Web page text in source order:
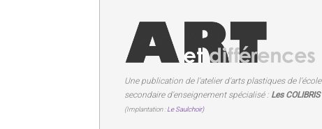
Une publication de l'atelier d'arts plastiques de l'école
secondaire d'enseignement spécialisé : Les COLIBRIS
(Implantation :Le Saulchoir)